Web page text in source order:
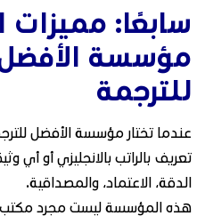
سابعًا: مميزات
مؤسسة
للترجمة
عندما تختار مؤسسة الأفضل
تعريف بالراتب بالانجليزي أو أي
الدقة، الاعتماد، والمصداقية.
هذه المؤسسة ليست مجرد مكتب